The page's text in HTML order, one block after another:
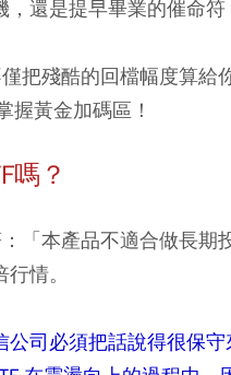
還是提早畢業的催命符
把殘酷的回檔幅度算給
黃金加碼區！
嗎？
「本產品不適合做長期
情。
司必須把話說得很保